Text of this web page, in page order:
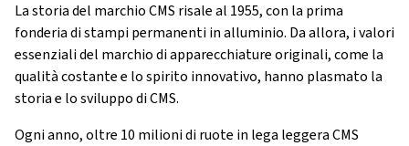
La storia del marchio CMS risale al 1955, con la prima
fonderia di stampi permanenti in alluminio. Da allora, i valori
essenziali del marchio di apparecchiature originali, come la
qualità costante e lo spirito innovativo, hanno plasmato la
storia e lo sviluppo di CMS.
Ogni anno, oltre 10 milioni di ruote in lega leggera CMS